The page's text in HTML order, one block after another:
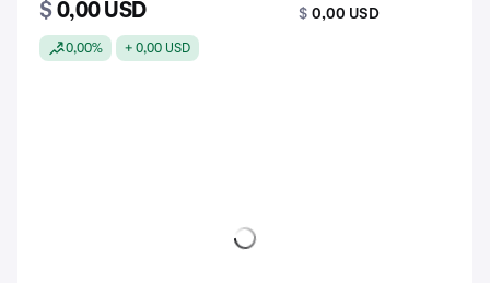
$ 0,00 USD
0,00% + 0,00 USD
$ 0,00 USD